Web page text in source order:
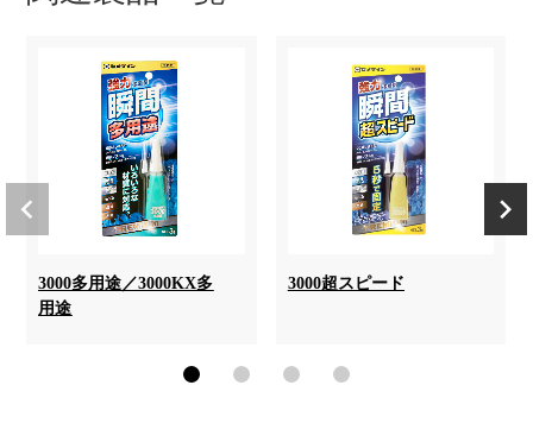
3000多用途／3000KX多
用途
3000超スピード